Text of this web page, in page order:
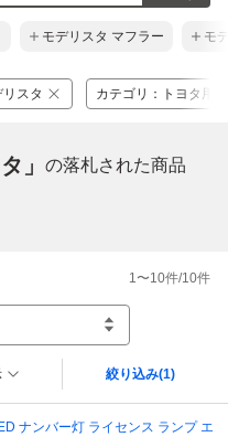
モデリスタ マフラー モ
スタ カテゴリ ： トヨタ用
」 の落札された商品
1 〜10件/10件
絞り込み(1)
ナンバー灯 ライセンス ランプ エ